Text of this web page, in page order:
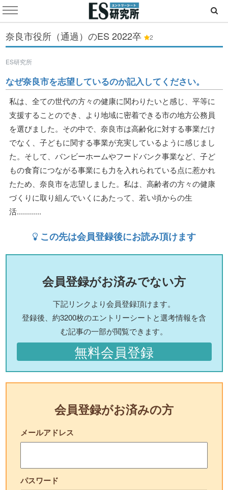
奈良市役所（通過）のES 2022卒 2
ES研究所
なぜ奈良市を志望しているのか記入してください。
私は、全ての世代の方々の健康に関わりたいと感じ、平等に
支援することのでき、より地域に密着できる市の地方公務員
を選びました。その中で、奈良市は高齢化に対する事業だけ
でなく、子どもに関する事業が充実しているように感じまし
た。そして、バンビーホームやフードバンク事業など、子ど
もの食育につながる事業にも力を入れられている点に惹かれ
たため、奈良市を志望しました。私は、高齢者の方々の健康
づくりに取り組んでいくにあたって、若い頃からの生
活............
この先は会員登録後にお読み頂けます
会員登録がお済みでない方
下記リンクより会員登録頂けます。
登録後、約3200枚のエントリーシートと選考情報を含
む記事の一部が閲覧できます。
無料会員登録
会員登録がお済みの方
メールアドレス
パスワード